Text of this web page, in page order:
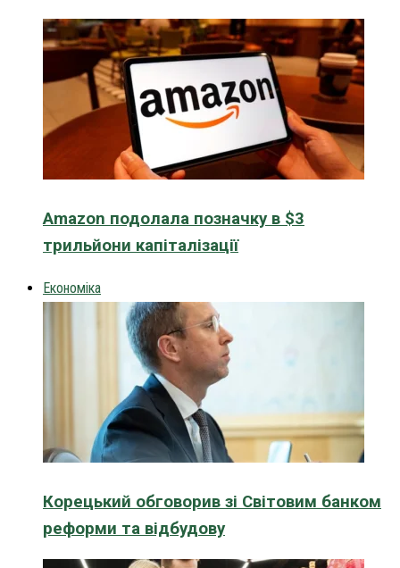
Amazon подолала позначку в $3
трильйони капіталізації
Економіка
Корецький обговорив зі Світовим банком
реформи та відбудову